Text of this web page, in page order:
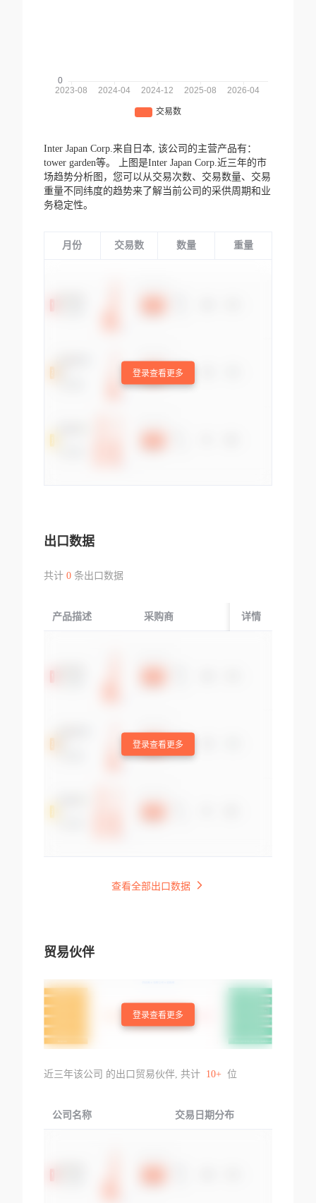
Inter Japan Corp.来自日本, 该公司的主营产品有：
tower garden等。
上图是Inter Japan Corp.近三年的市
场趋势分析图，您可以从交易次数、交易数量、交易
重量不同纬度的趋势来了解当前公司的采供周期和业
务稳定性。
月份 交易数 数量 重量
登录查看更多
出口数据
共计 0条出口数据
产品描述 采购商 起运国/地区
详情
登录查看更多
查看全部出口数据
贸易伙伴
登录查看更多
近三年该公司 的出口贸易伙伴, 共计 10+ 位
公司名称 交易日期分布